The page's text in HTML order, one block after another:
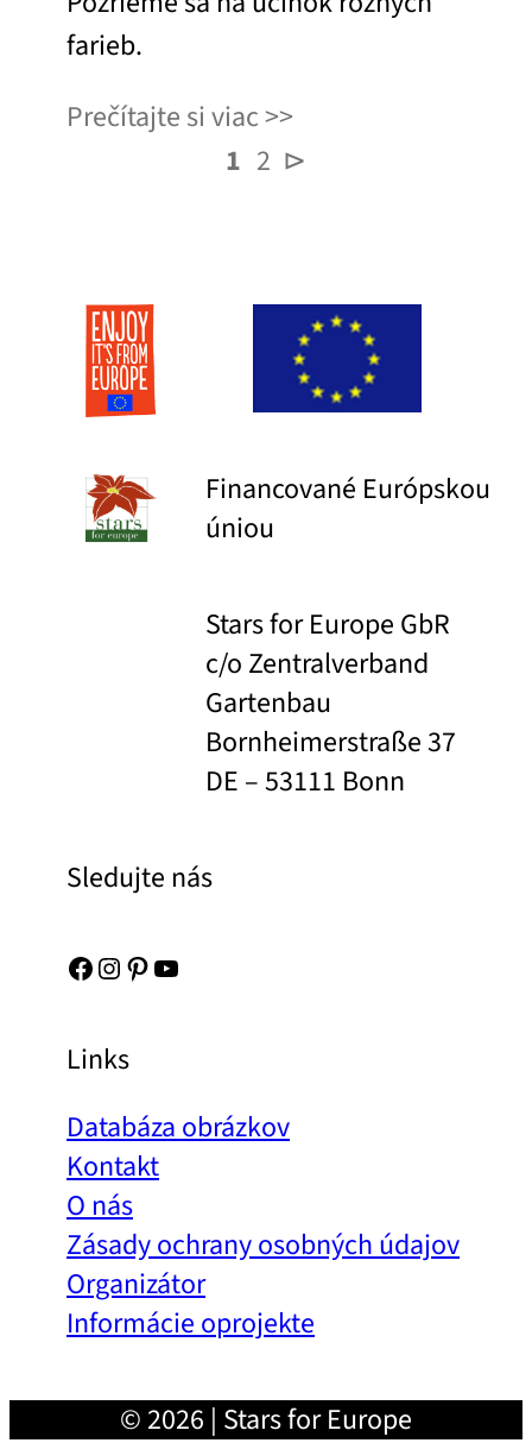
farieb.
Prečítajte si viac
1 2 ⊳
Financované Európskou
úniou
Stars for Europe GbR
c/o Zentralverband
Gartenbau
Bornheimerstraße 37
DE – 53111 Bonn
Sledujte nás
Facebook Instagram Pinterest YouTube
Links
Databáza obrázkov
Kontakt
O nás
Zásady ochrany osobných údajov
Organizátor
Informácie oprojekte
© 2026 | Stars for Europe